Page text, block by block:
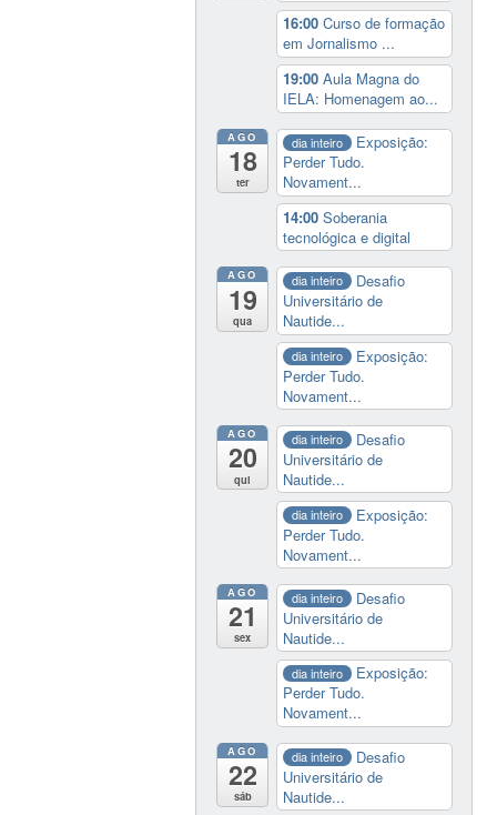
16:00Curso de formação
em Jornalismo ...
19:00Aula Magna do
IELA: Homenagem ao...
AGO
18
ter
dia inteiro
Exposição:
Perder Tudo.
Novament...
14:00Soberania
tecnológica e digital
AGO
19
qua
dia inteiro
Desafio
Universitário de
Nautide...
dia inteiro
Exposição:
Perder Tudo.
Novament...
AGO
20
qui
dia inteiro
Desafio
Universitário de
Nautide...
dia inteiro
Exposição:
Perder Tudo.
Novament...
AGO
21
sex
dia inteiro
Desafio
Universitário de
Nautide...
dia inteiro
Exposição:
Perder Tudo.
Novament...
AGO
22
sáb
dia inteiro
Desafio
Universitário de
Nautide...